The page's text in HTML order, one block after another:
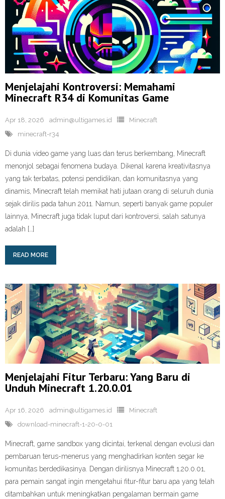
Menjelajahi Kontroversi: Memahami
Minecraft R34 di Komunitas Game
Apr 18, 2026 admin@ultigames.id
Minecraft
minecraft-r34
Di dunia video game yang luas dan terus berkembang, Minecraft
menonjol sebagai fenomena budaya. Dikenal karena kreativitasnya
yang tak terbatas, potensi pendidikan, dan komunitasnya yang
dinamis, Minecraft telah memikat hati jutaan orang di seluruh dunia
sejak dirilis pada tahun 2011. Namun, seperti banyak game populer
lainnya, Minecraft juga tidak luput dari kontroversi, salah satunya
adalah […]
READ MORE
Menjelajahi Fitur Terbaru: Yang Baru di
Unduh Minecraft 1.20.0.01
Apr 16, 2026 admin@ultigames.id
Minecraft
download-minecraft-1-20-0-01
Minecraft, game sandbox yang dicintai, terkenal dengan evolusi dan
pembaruan terus-menerus yang menghadirkan konten segar ke
komunitas berdedikasinya. Dengan dirilisnya Minecraft 1.20.0.01,
para pemain sangat ingin mengetahui fitur-fitur baru apa yang telah
ditambahkan untuk meningkatkan pengalaman bermain game